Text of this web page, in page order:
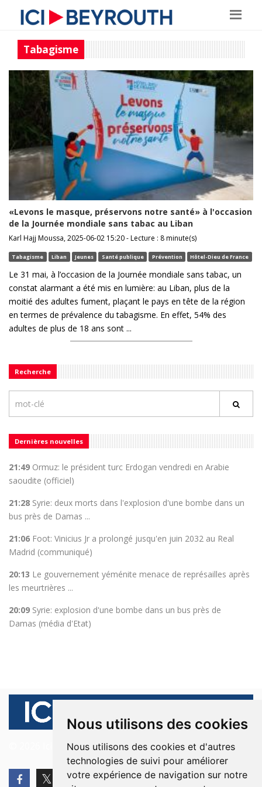
Nous utilisons des cookies
Nous utilisons des cookies et d'autres
technologies de suivi pour améliorer
votre expérience de navigation sur notre
Tabagisme
«Levons le masque, préservons notre santé» à l'occasion
de la Journée mondiale sans tabac au Liban
Karl Hajj Moussa, 2025-06-02 15:20 - Lecture : 8 minute(s)
Tabagisme Liban Jeunes Santé publique Prévention Hôtel-Dieu de France
Le 31 mai, à l’occasion de la Journée mondiale sans tabac, un
constat alarmant a été mis en lumière: au Liban, plus de la
moitié des adultes fument, plaçant le pays en tête de la région
en termes de prévalence du tabagisme. En effet, 54% des
adultes de plus de 18 ans sont ...
Recherche
Dernières nouvelles
21:49 Ormuz: le président turc Erdogan vendredi en Arabie
saoudite (officiel)
21:28 Syrie: deux morts dans l'explosion d'une bombe dans un
bus près de Damas ...
21:06 Foot: Vinicius Jr a prolongé jusqu'en juin 2032 au Real
Madrid (communiqué)
20:13 Le gouvernement yéménite menace de représailles après
les meurtrières ...
20:09 Syrie: explosion d'une bombe dans un bus près de
Damas (média d'Etat)
© 2026 Ici Beyrouth. Tous les droits sont réservés.